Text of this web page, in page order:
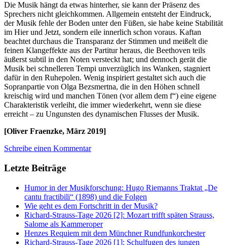
Die Musik hängt da etwas hinterher, sie kann der Präsenz des
Sprechers nicht gleichkommen. Allgemein entsteht der Eindruck,
der Musik fehle der Boden unter den Füßen, sie habe keine Stabilität
im Hier und Jetzt, sondern eile innerlich schon voraus. Kaftan
beachtet durchaus die Transparanz der Stimmen und meißelt die
feinen Klangeffekte aus der Partitur heraus, die Beethoven teils
äußerst subtil in den Noten versteckt hat; und dennoch gerät die
Musik bei schnelleren Tempi unverzüglich ins Wanken, stagniert
dafür in den Ruhepolen. Wenig inspiriert gestaltet sich auch die
Sopranpartie von Olga Bezsmertna, die in den Höhen schnell
kreischig wird und manchen Tönen (vor allem dem f“) eine eigene
Charakteristik verleiht, die immer wiederkehrt, wenn sie diese
erreicht – zu Ungunsten des dynamischen Flusses der Musik.
[Oliver Fraenzke, März 2019]
Schreibe einen Kommentar
Letzte Beiträge
Humor in der Musikforschung: Hugo Riemanns Traktat „De
cantu fractibili“ (1898) und die Folgen
Wie geht es dem Fortschritt in der Musik?
Richard-Strauss-Tage 2026 [2]: Mozart trifft späten Strauss,
Salome als Kammeroper
Henzes Requiem mit dem Münchner Rundfunkorchester
Richard-Strauss-Tage 2026 [1]: Schulfugen des jungen